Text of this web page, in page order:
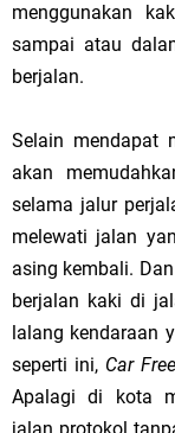
menggunakan
sampai atau
berjalan.
Selain mendapat
akan
selama jalur
melewati jalan
asing kembali.
berjalan kaki di
lalang kendaraan
seperti ini, Car
Apalagi di kota